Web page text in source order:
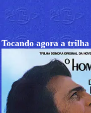
Tocando agora a trilha